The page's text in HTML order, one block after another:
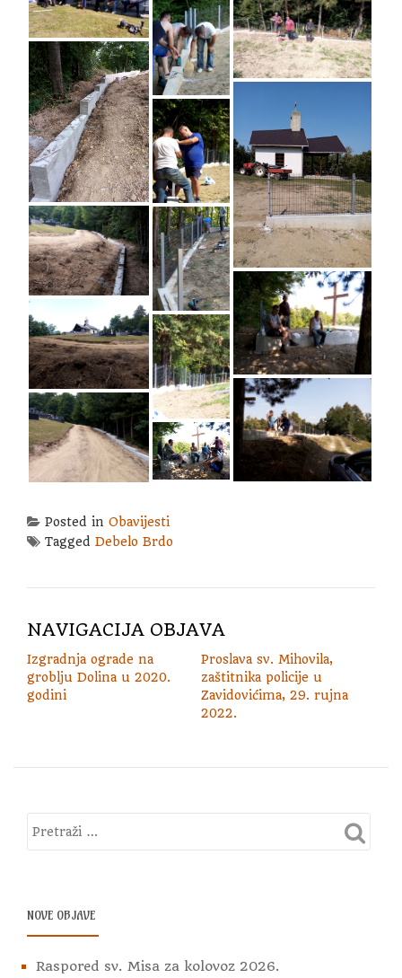
Posted in Obavijesti
Tagged Debelo Brdo
NAVIGACIJA OBJAVA
Izgradnja ograde na
groblju Dolina u 2020.
godini
Proslava sv. Mihovila,
zaštitnika policije u
Zavidovićima, 29. rujna
2022.
NOVE OBJAVE
Raspored sv. Misa za kolovoz 2026.